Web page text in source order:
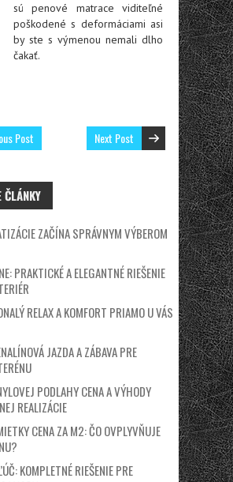
sú penové matrace viditeľné
poškodené s deformáciami asi
by ste s výmenou nemali dlho
čakať.
Post Next Post
ČLÁNKY
ZAČÍNA SPRÁVNYM VÝBEROM
PRAKTICKÉ A ELEGANTNÉ RIEŠENIE
RELAX A KOMFORT PRIAMO U VÁS
JAZDA A ZÁBAVA PRE
PODLAHY CENA A VÝHODY
REALIZÁCIE
CENA ZA M2: ČO OVPLYVŇUJE
KOMPLETNÉ RIEŠENIE PRE